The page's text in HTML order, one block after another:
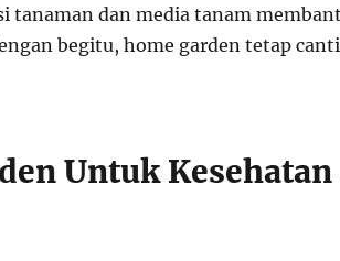
tanaman dan media tanam
begitu, home garden tetap
Untuk Kesehatan